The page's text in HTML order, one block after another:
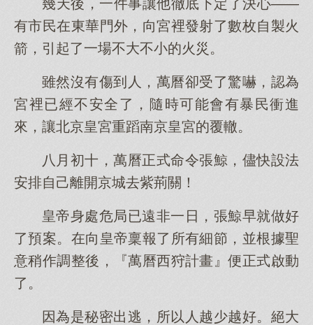
幾天後，一件事讓他徹底下定了決心——
有市民在東華門外，向宮裡發射了數枚自製火
箭，引起了一場不大不小的火災。
雖然沒有傷到人，萬曆卻受了驚嚇，認為
宮裡已經不安全了，隨時可能會有暴民衝進
來，讓北京皇宮重蹈南京皇宮的覆轍。
八月初十，萬曆正式命令張鯨，儘快設法
安排自己離開京城去紫荊關！
皇帝身處危局已遠非一日，張鯨早就做好
了預案。在向皇帝稟報了所有細節，並根據聖
意稍作調整後，『萬曆西狩計畫』便正式啟動
了。
因為是秘密出逃，所以人越少越好。絕大